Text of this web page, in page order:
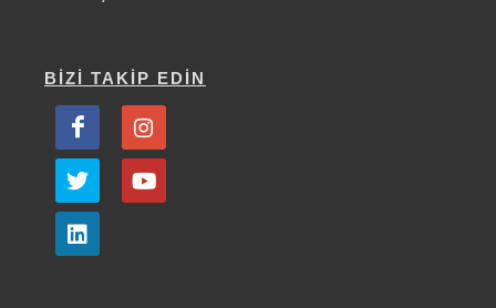
BİZİ TAKİP EDİN